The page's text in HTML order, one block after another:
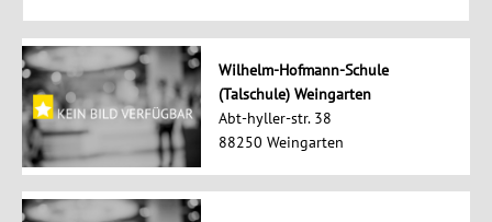
Wilhelm-Hofmann-Schule
(Talschule) Weingarten
Abt-hyller-str. 38
88250 Weingarten